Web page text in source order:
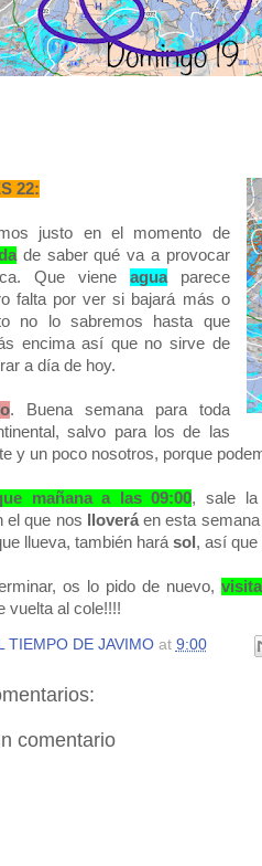
22:
justo en el momento de
de saber qué va a provocar
Que viene aguaparece
falta por ver si bajará más o
no lo sabremos hasta que
encima así que no sirve de
a día de hoy.
. Buena semana para toda
salvo para los de las
y un poco nosotros, porque
mañana a las 09:00, sale la
el que nos
lloveráen esta semana
llueva, también hará sol , así que
os lo pido de nuevo,
vuelta al cole!!!!
TIEMPO DE JAVIMO at 9:00
comentario